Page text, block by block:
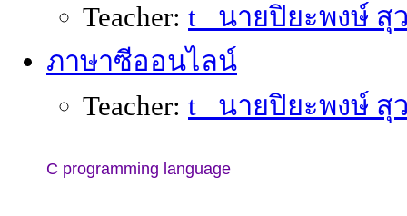
Teacher: t_ นายปิยะพงษ์ สุ
ภาษาซีออนไลน์
Teacher: t_ นายปิยะพงษ์ สุ
C programming language